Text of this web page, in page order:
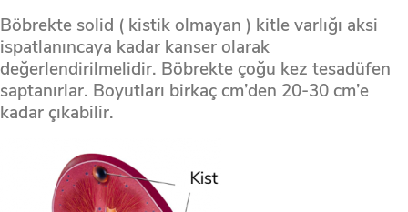
Böbrekte solid ( kistik olmayan ) kitle varlığı aksi
ispatlanıncaya kadar kanser olarak
değerlendirilmelidir. Böbrekte çoğu kez tesadüfen
saptanırlar. Boyutları birkaç cm’den 20-30 cm’e
kadar çıkabilir.